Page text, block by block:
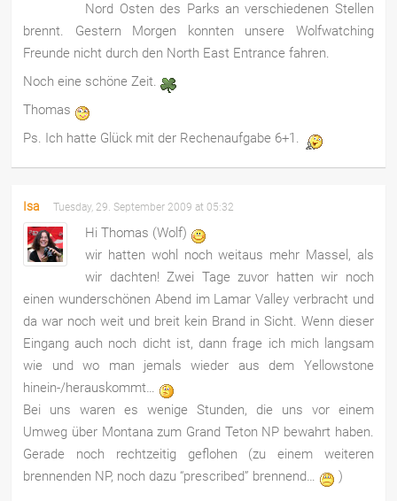
Nord Osten des Parks an verschiedenen Stellen
brennt. Gestern Morgen konnten unsere Wolfwatching
Freunde nicht durch den North East Entrance fahren.
Noch eine schöne Zeit.
Thomas
Ps. Ich hatte Glück mit der Rechenaufgabe 6+1.
Isa Tuesday, 29. September 2009 at 05:32
Hi Thomas (Wolf)
wir hatten wohl noch weitaus mehr Massel, als
wir dachten! Zwei Tage zuvor hatten wir noch
einen wunderschönen Abend im Lamar Valley verbracht und
da war noch weit und breit kein Brand in Sicht. Wenn dieser
Eingang auch noch dicht ist, dann frage ich mich langsam
wie und wo man jemals wieder aus dem Yellowstone
hinein-/herauskommt…
Bei uns waren es wenige Stunden, die uns vor einem
Umweg über Montana zum Grand Teton NP bewahrt haben.
Gerade noch rechtzeitig geflohen (zu einem weiteren
brennenden NP, noch dazu “prescribed” brennend…
)